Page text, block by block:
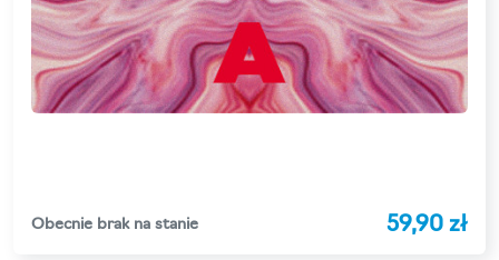
Obecnie brak na stanie 59,90 zł